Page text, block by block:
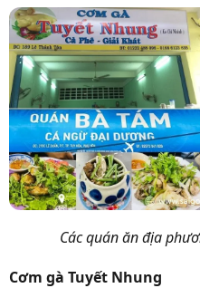
Các quán ăn địa
Cơm gà Tuyết Nhung